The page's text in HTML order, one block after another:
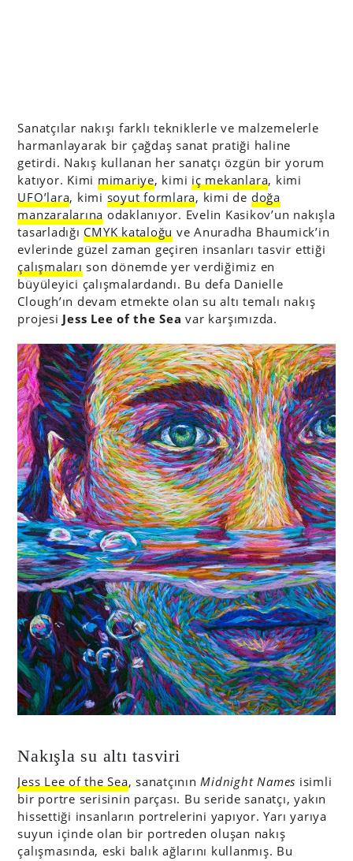
Sanatçılar nakışı farklı tekniklerle ve malzemelerle
harmanlayarak bir çağdaş sanat pratiği haline
getirdi. Nakış kullanan her sanatçı özgün bir yorum
katıyor. Kimi mimariye, kimi iç mekanlara, kimi
UFO’lara, kimi soyut formlara, kimi de doğa
manzaralarına odaklanıyor. Evelin Kasikov’un nakışla
tasarladığı CMYK kataloğu ve Anuradha Bhaumick’in
evlerinde güzel zaman geçiren insanları tasvir ettiği
çalışmaları son dönemde yer verdiğimiz en
büyüleyici çalışmalardandı. Bu defa Danielle
Clough’ın devam etmekte olan su altı temalı nakış
projesi Jess Lee of the Sea var karşımızda.
Nakışla su altı tasviri
Jess Lee of the Sea, sanatçının Midnight Names isimli
bir portre serisinin parçası. Bu seride sanatçı, yakın
hissettiği insanların portrelerini yapıyor. Yarı yarıya
suyun içinde olan bir portreden oluşan nakış
çalışmasında, eski balık ağlarını kullanmış. Bu